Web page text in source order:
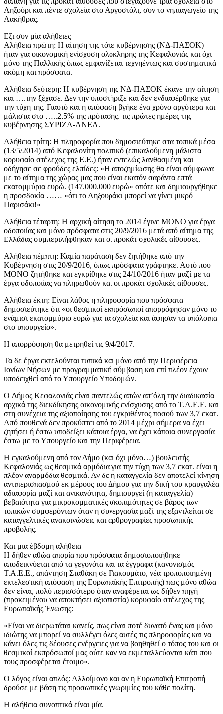
Ληξούρι και πέντε σχολεία στο Αργοστόλι, συν το νηπιαγωγείο της
Λακήθρας.
Εξι συν μία αλήθειες
Αλήθεια πρώτη: Η αίτηση της τότε κυβέρνησης (ΝΔ-ΠΑΣOΚ)
ήταν για οικονομική ενίσχυση ολόκληρης της Κεφαλονιάς και όχι
μόνο της Παλλικής όπως εμφανίζεται τεχνηέντως και συστηματικά
ακόμη και πρόσφατα.
Αλήθεια δεύτερη: Η κυβέρνηση της ΝΔ-ΠΑΣOΚ έκανε την αίτηση
και ….την ξέχασε. Δεν την υποστήριξε και δεν ενδιαφέρθηκε για
την τύχη της. Γιαυτό και η απόφαση βγήκε ένα χρόνο αργότερα και
μάλιστα στο …..2,5% της πρότασης, τις πρώτες ημέρες της
κυβέρνησης ΣΥΡΙΖΑ-ΑΝΕΛ.
Αλήθεια τρίτη: Η πληροφορία που δημοσιεύτηκε στα τοπικά μέσα
(13/5/2014) από Κεφαλονίτη πολιτικό (επικαλούμενη μάλιστα
κορυφαίο στέλεχος της Ε.Ε.) ήταν εντελώς λανθασμένη και
οδήγησε σε φρούδες ελπίδες: «Η αποζημίωσης θα είναι σύμφωνα
με το αίτημα της χώρας μας που είναι εκατόν σαράντα επτά
εκατομμύρια ευρώ. (147.000.000 ευρώ» οπότε και δημιουργήθηκε
η προσδοκία …… «ότι το Ληξουράκι μπορεί να γίνει μικρό
Παρισάκι!»
Αλήθεια τέταρτη: Η αρχική αίτηση το 2014 έγινε ΜOΝO για έργα
οδοποιίας και μόνο πρόσφατα στις 20/9/2016 μετά από αίτημα της
Ελλάδας συμπεριλήφθηκαν και οι προκάτ σχολικές αίθουσες.
Αλήθεια πέμπτη: Καμία παράταση δεν ζητήθηκε από την
Κυβέρνηση στις 20/9/2016, όπως πρόσφατα γράφτηκε. Αυτό που
ΜOΝO ζητήθηκε και εγκρίθηκε στις 24/10/2016 ήταν μαζί με τα
έργα οδοποιίας να πληρωθούν και οι προκάτ σχολικές αίθουσες.
Αλήθεια έκτη: Είναι λάθος η πληροφορία που πρόσφατα
δημοσιεύτηκε ότι «οι θεσμικοί εκπρόσωποί απορρόφησαν μόνο το
ενάμισι εκατομμύριο ευρώ για τα σχολεία και άφησαν τα υπόλοιπα
στο υπουργείο».
Η απορρόφηση θα μετρηθεί τις 9/4/2017.
Τα δε έργα εκτελούνται τυπικά και μόνο από την Περιφέρεια
Ιονίων Νήσων με προγραμματική σύμβαση και επί πλέον έχουν
υποδειχθεί από το Υπουργείο Υποδομών.
O Δήμος Κεφαλονιάς είναι παντελώς απών απ’όλη την διαδικασία
αρχικά της διεκδίκησης οικονομικής ενίσχυσης από το Τ.Α.Ε.Ε. και
στη συνέχεια της αξιοποίησης του εγκριθέντος ποσού των 3,7 εκατ.
Από πουθενά δεν προκύπτει από το 2014 μέχρι σήμερα να έχει
ζητήσει ή έστω υποδείξει κάποια έργα, να έχει κάποια συνεργασία
έστω με το Υπουργείο και την Περιφέρεια.
Η εγκαλούμενη από τον Δήμο (και όχι μόνο…) βουλευτής
Κεφαλονιάς ως θεσμικά αρμόδια για την τύχη των 3,7 εκατ. είναι η
πλέον αναρμόδια θεσμικά. Αν δε η καταγγελία δεν αποτελεί κίνηση
αντιπερισπασμού εκ μέρους του Δήμου για την δική του κραυγαλέα
αδιαφορία μαζί και ανικανότητα, δημιουργεί (η καταγγελία)
βεβαιότητα για μικροκομματικές σκοπιμότητες σε βάρος των
τοπικών συμφερόντων όταν η συνεργασία μαζί της εξαντλείται σε
καταγγελτικές ανακοινώσεις και αρθρογραφίες προσωπικής
προβολής.
Και μια έβδομη αλήθεια
Η δήθεν αθώα απορία που πρόσφατα δημοσιοποιήθηκε
αποδεικνύεται από τα γεγονότα και τα έγγραφα (κανονισμός
Τ.Α.Ε.Ε., απάντηση Σταθάκη σε Γιακουμάτο, νέα τροποποιημένη
εκτελεστική απόφαση της Ευρωπαϊκής Επιτροπής) πως μόνο αθώα
δεν είναι, πολύ περισσότερο όταν αναφέρεται ως δήθεν πηγή
(προκειμένου να αποκτήσει αξιοπιστία) κορυφαίο στέλεχος της
Ευρωπαϊκής Ένωσης:
«Είναι να διερωτάται κανείς, πως είναι ποτέ δυνατό ένας και μόνο
ιδιώτης να μπορεί να συλλέγει όλες αυτές τις πληροφορίες και να
κάνει όλες τις δέουσες ενέργειες για να βοηθηθεί ο τόπος του και οι
θεσμικοί εκπρόσωποί μας ούτε καν να εκμεταλλεύονται κάτι που
τους προσφέρεται έτοιμο».
O λόγος είναι απλός: Αλλοίμονο και αν η Ευρωπαϊκή Επιτροπή
δρούσε με βάση τις προσωπικές γνωριμίες του κάθε πολίτη.
Η αλήθεια συνοπτικά είναι μία.